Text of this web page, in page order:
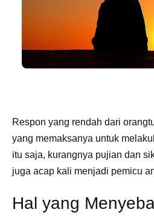
Respon yang rendah dari
yang memaksanya untuk
itu saja, kurangnya pujian dan
juga acap kali menjadi pemicu
Hal yang